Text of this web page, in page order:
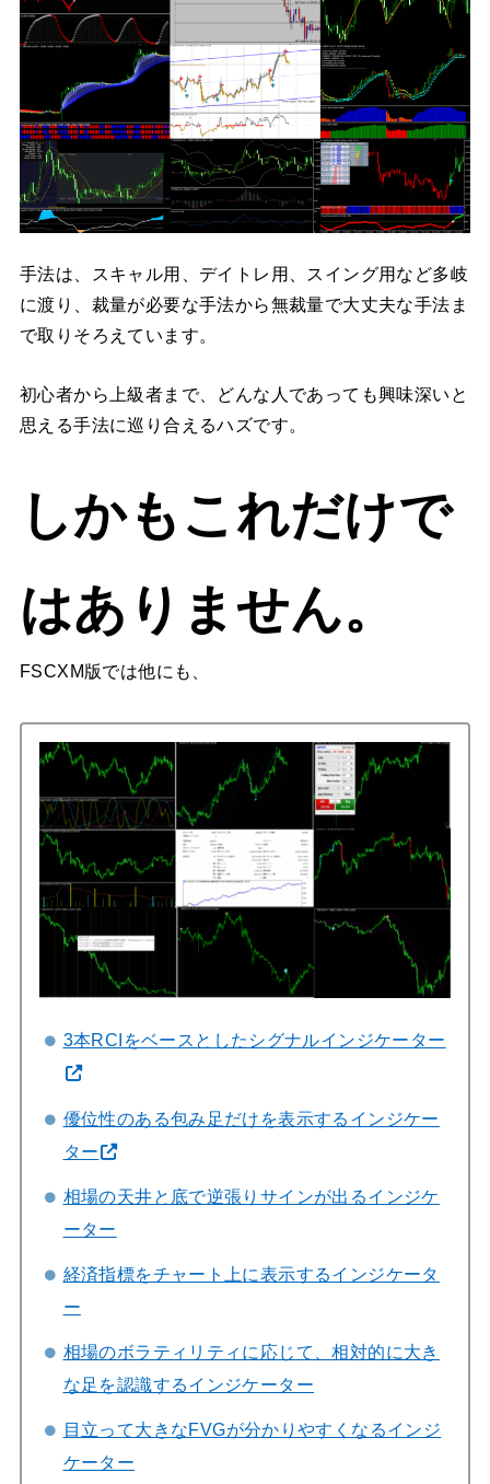
手法は、スキャル用、デイトレ用、スイング用など多岐
に渡り、裁量が必要な手法から無裁量で大丈夫な手法ま
で取りそろえています。
初心者から上級者まで、どんな人であっても興味深いと
思える手法に巡り合えるハズです。
しかもこれだけで
はありません。
FSCXM版では他にも、
3本RCIをベースとしたシグナルインジケーター
優位性のある包み足だけを表示するインジケー
ター
相場の天井と底で逆張りサインが出るインジケ
ーター
経済指標をチャート上に表示するインジケータ
ー
相場のボラティリティに応じて、相対的に大き
な足を認識するインジケーター
目立って大きなFVGが分かりやすくなるインジ
ケーター